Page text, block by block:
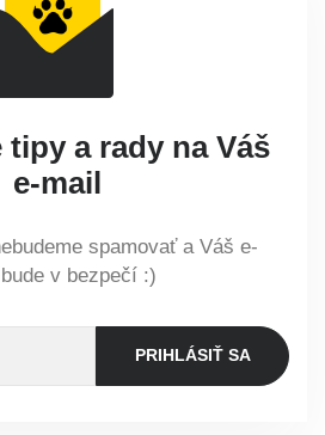
tipy a rady na Váš
e-mail
spamovať a Váš e-
v bezpečí :)
PRIHLÁSIŤ SA